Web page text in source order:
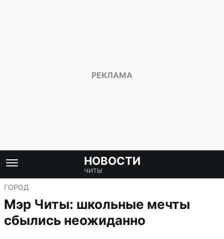
НОВОСТИ
ЧИТЫ
ГОРОД
Мэр Читы: школьные мечты
сбылись неожиданно